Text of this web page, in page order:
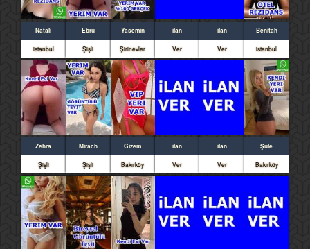
Natali
istanbul
Ebru
Şişli
Yasemin
Şirinevler
ilan
Ver
ilan
Ver
Benitah
istanbul
Zehra
Şişli
Mirach
Şişli
Gizem
Bakırköy
ilan
Ver
ilan
Ver
Şule
Bakırköy